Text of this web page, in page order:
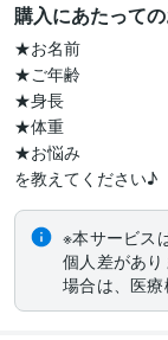
購入にあたって
★お名前
★ご年齢
★身長
★体重
★お悩み
を教えてください♪
※本サービス
個人差があ
場合は、医療